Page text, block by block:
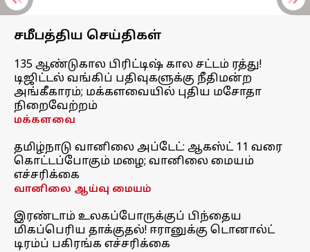
சமீபத்திய செய்திகள்
135 ஆண்டுகால பிரிட்டிஷ் கால சட்டம் ரத்து!
டிஜிட்டல் வங்கிப் பதிவுகளுக்கு நீதிமன்ற
அங்கீகாரம்; மக்களவையில் புதிய மசோதா
நிறைவேற்றம்
மக்களவை
தமிழ்நாடு வானிலை அப்டேட்: ஆகஸ்ட் 11 வரை
கொட்டப்போகும் மழை; வானிலை மையம்
எச்சரிக்கை
வானிலை ஆய்வு மையம்
இரண்டாம் உலகப்போருக்குப் பிந்தைய
மிகப்பெரிய தாக்குதல்! ஈரானுக்கு டொனால்ட்
டிரம்ப் பகிரங்க எச்சரிக்கை